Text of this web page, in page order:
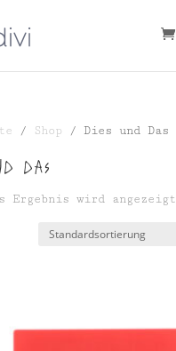
/ Shop / Dies und Das
Das
Ergebnis wird angezeigt